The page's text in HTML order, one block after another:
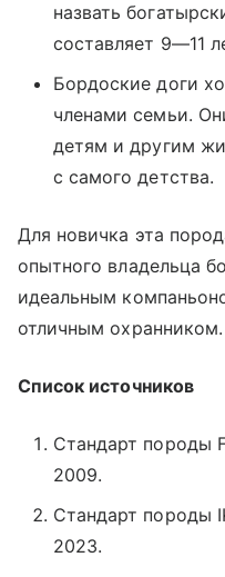
назвать
составляет 9—11
Бордоские доги
членами семьи.
детям и другим
с самого детства.
Для новичка эта
опытного владельца
идеальным
отличным охранником.
Список источников
Стандарт породы
2009.
Стандарт породы
2023.